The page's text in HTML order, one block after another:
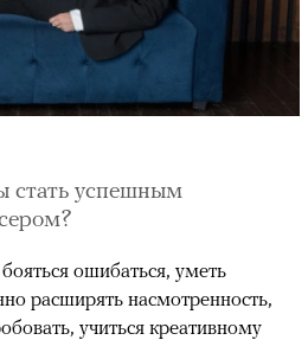
стать успешным
ошибаться, уметь
расширять насмотренность,
учиться креативному